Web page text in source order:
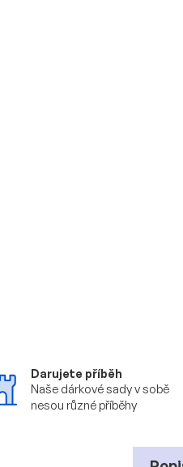
Darujete příběh
Naše dárkové sady v sobě
nesou různé příběhy